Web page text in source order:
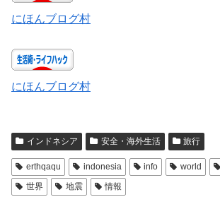
にほんブログ村
にほんブログ村
インドネシア 安全・海外生活 旅行
erthqaqu indonesia info world
世界
地震 情報